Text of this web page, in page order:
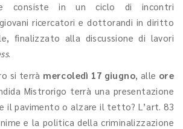
consiste in un ciclo di incontri
ricercatori e dottorandi in diritto
finalizzato alla discussione di lavori
.
si terrà mercoledì 17 giugno, alle ore
Mistrorigo terrà una presentazione
il pavimento o alzare il tetto? L’art. 83
e la politica della criminalizzazione